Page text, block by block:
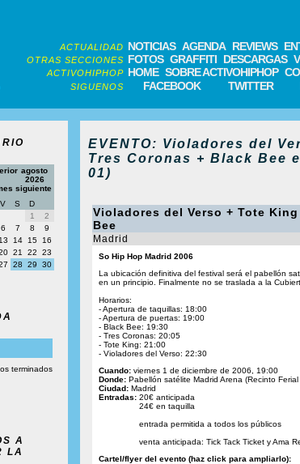
ACTUALIDAD NOTICIAS AGENDA REVIEWS
OTRAS SECCIONES FOTOS GRAFFITI DESCARGAS
ACTIVOHIPHOP HOME SOBRE ACTIVOHIPHOP
SIGUENOS FACEBOOK TWITTER
agosto
2026
V S
D
1
2
6 7 8
9
13 14 15
16
21 22
23
28 29
30
terminados
A
LA
EVENTO: Violadores del
Tres Coronas + Black Bee
01)
Violadores del Verso + Tote
Bee
Madrid
So Hip Hop Madrid 2006
La ubicación definitiva del festival será el pabellón
en un principio. Finalmente no se traslada a la
Horarios:
- Apertura de taquillas: 18:00
- Apertura de puertas: 19:00
- Black Bee: 19:30
- Tres Coronas: 20:05
- Tote King: 21:00
- Violadores del Verso: 22:30
Cuando:viernes 1 de diciembre de 2006, 19:00
Donde:Pabellón satélite Madrid Arena (Recinto
Ciudad:Madrid
Entradas: 20€ anticipada
24€ en taquilla
entrada permitida a todos los públicos
venta anticipada: Tick Tack Ticket y Ama
Cartel/flyer del evento (haz click para ampliarlo):